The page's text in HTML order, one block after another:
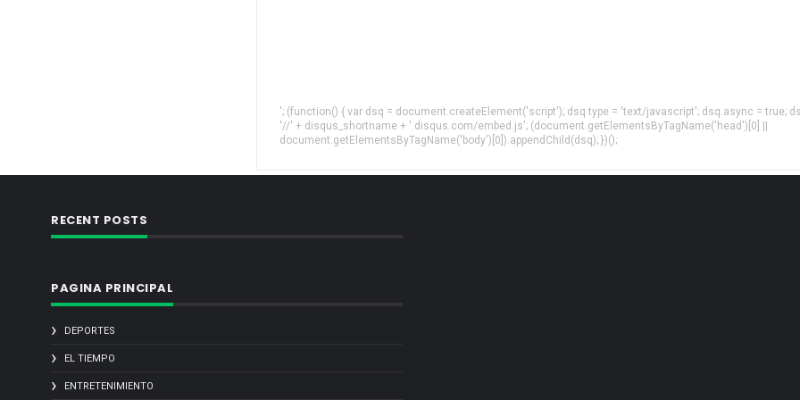
'; (function() { var dsq = document.createElement('script'); dsq.type = 'text/javascript'; dsq.async = true;
'//' + disqus_shortname + '.disqus.com/embed.js'; (document.getElementsByTagName('head')[0] ||
document.getElementsByTagName('body')[0]).appendChild(dsq); })();
RECENT POSTS
PAGINA PRINCIPAL
DEPORTES
EL TIEMPO
ENTRETENIMIENTO